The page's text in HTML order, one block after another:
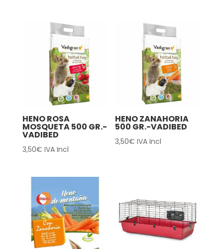
HENO ROSA
MOSQUETA 500 GR.-
VADIBED
3,50€ IVA Incl
HENO ZANAHORIA
500 GR.-VADIBED
3,50€ IVA Incl